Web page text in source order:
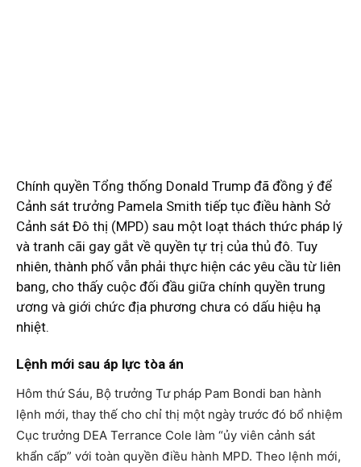
Chính quyền Tổng thống Donald Trump đã đồng ý để
Cảnh sát trưởng Pamela Smith tiếp tục điều hành Sở
Cảnh sát Đô thị (MPD) sau một loạt thách thức pháp lý
và tranh cãi gay gắt về quyền tự trị của thủ đô. Tuy
nhiên, thành phố vẫn phải thực hiện các yêu cầu từ liên
bang, cho thấy cuộc đối đầu giữa chính quyền trung
ương và giới chức địa phương chưa có dấu hiệu hạ
nhiệt.
Lệnh mới sau áp lực tòa án
Hôm thứ Sáu, Bộ trưởng Tư pháp Pam Bondi ban hành
lệnh mới, thay thế cho chỉ thị một ngày trước đó bổ nhiệm
Cục trưởng DEA Terrance Cole làm “ủy viên cảnh sát
khẩn cấp” với toàn quyền điều hành MPD. Theo lệnh mới,